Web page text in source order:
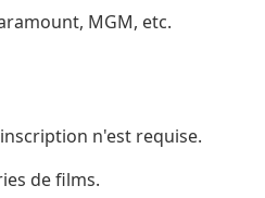
MGM, etc.
n'est requise.
de films.